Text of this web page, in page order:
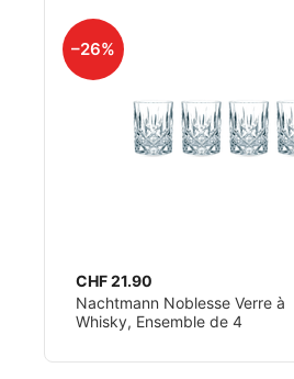
–26%
CHF 21.90
Nachtmann Noblesse Verre à
Whisky, Ensemble de 4